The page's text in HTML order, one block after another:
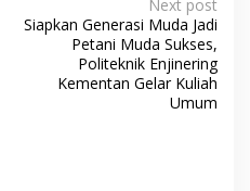
Next post
Siapkan Generasi Muda Jadi
Petani Muda Sukses,
Politeknik Enjinering
Kementan Gelar Kuliah
Umum